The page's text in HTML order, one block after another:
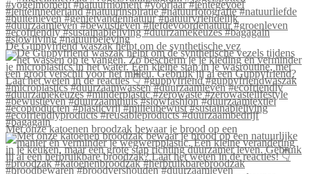
De Guppyfriend waszak helpt om de synthetische vez
Met onze katoenen broodzak bewaar je brood op een